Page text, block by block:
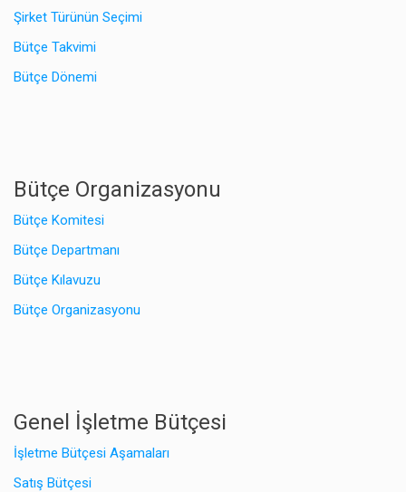
Şirket Türünün Seçimi
Bütçe Takvimi
Bütçe Dönemi
Bütçe Organizasyonu
Bütçe Komitesi
Bütçe Departmanı
Bütçe Kılavuzu
Bütçe Organizasyonu
Genel İşletme Bütçesi
İşletme Bütçesi Aşamaları
Satış Bütçesi